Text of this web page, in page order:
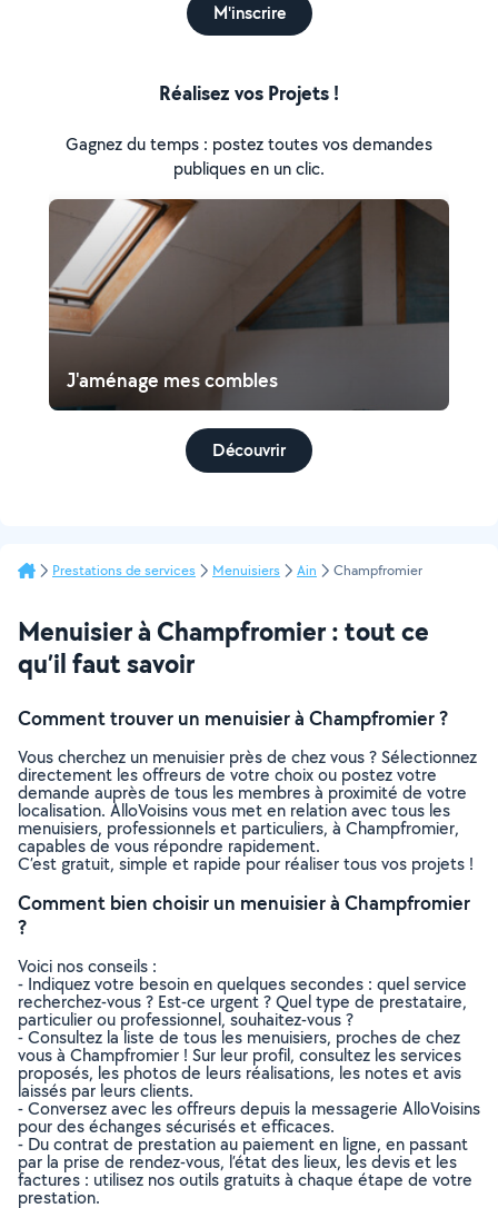
M'inscrire
Réalisez vos Projets !
Gagnez du temps : postez toutes vos demandes
publiques en un clic.
J'aménage mes combles
Découvrir
Prestations de services Menuisiers Ain Champfromier
Menuisier à Champfromier : tout ce
qu’il faut savoir
Comment trouver un menuisier à Champfromier ?
Vous cherchez un menuisier près de chez vous ? Sélectionnez
directement les offreurs de votre choix ou postez votre
demande auprès de tous les membres à proximité de votre
localisation. AlloVoisins vous met en relation avec tous les
menuisiers, professionnels et particuliers, à Champfromier,
capables de vous répondre rapidement.
C’est gratuit, simple et rapide pour réaliser tous vos projets !
Comment bien choisir un menuisier à Champfromier
?
Voici nos conseils :
- Indiquez votre besoin en quelques secondes : quel service
recherchez-vous ? Est-ce urgent ? Quel type de prestataire,
particulier ou professionnel, souhaitez-vous ?
- Consultez la liste de tous les menuisiers, proches de chez
vous à Champfromier ! Sur leur profil, consultez les services
proposés, les photos de leurs réalisations, les notes et avis
laissés par leurs clients.
- Conversez avec les offreurs depuis la messagerie AlloVoisins
pour des échanges sécurisés et efficaces.
- Du contrat de prestation au paiement en ligne, en passant
par la prise de rendez-vous, l’état des lieux, les devis et les
factures : utilisez nos outils gratuits à chaque étape de votre
prestation.